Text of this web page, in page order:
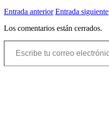
Entrada anterior Entrada siguiente
Los comentarios están cerrados.
Escribe tu correo electrónico…